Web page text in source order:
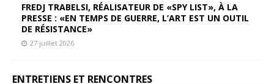
FREDJ TRABELSI, RÉALISATEUR DE «SPY LIST», À LA
PRESSE : «EN TEMPS DE GUERRE, L’ART EST UN OUTIL
DE RÉSISTANCE»
27 juillet 2026
ENTRETIENS ET RENCONTRES